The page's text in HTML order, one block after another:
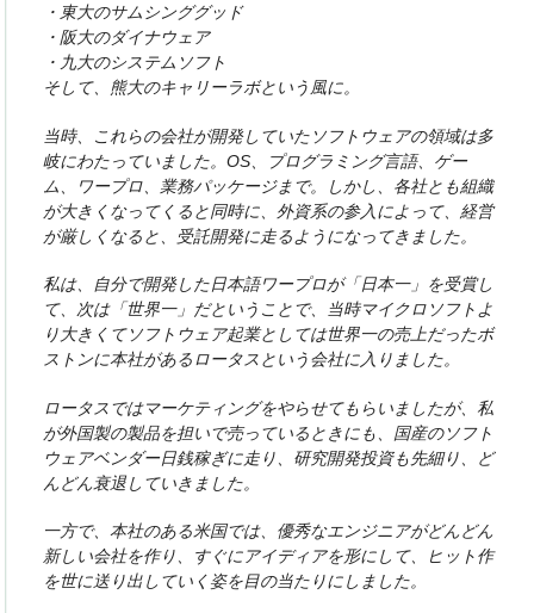
・東大のサムシンググッド
・阪大のダイナウェア
・九大のシステムソフト
そして、熊大のキャリーラボという風に。
当時、これらの会社が開発していたソフトウェアの領域は多
岐にわたっていました。OS、プログラミング言語、ゲー
ム、ワープロ、業務パッケージまで。しかし、各社とも組織
が大きくなってくると同時に、外資系の参入によって、経営
が厳しくなると、受託開発に走るようになってきました。
私は、自分で開発した日本語ワープロが「日本一」を受賞し
て、次は「世界一」だということで、当時マイクロソフトよ
り大きくてソフトウェア起業としては世界一の売上だったボ
ストンに本社があるロータスという会社に入りました。
ロータスではマーケティングをやらせてもらいましたが、私
が外国製の製品を担いで売っているときにも、国産のソフト
ウェアベンダー日銭稼ぎに走り、研究開発投資も先細り、ど
んどん衰退していきました。
一方で、本社のある米国では、優秀なエンジニアがどんどん
新しい会社を作り、すぐにアイディアを形にして、ヒット作
を世に送り出していく姿を目の当たりにしました。